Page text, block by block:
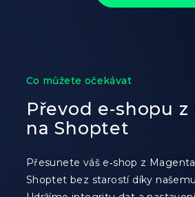
Co můžete očekávat
Převod e‑shopu
na Shoptet
Přesunete váš e‑shop z
Shoptet bez starostí díky